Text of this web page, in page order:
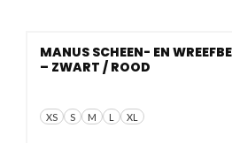
XS S M L XL
MANUS SCHEEN- EN
– ZWART / ROOD